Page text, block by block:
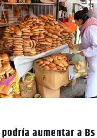
aumentar a Bs